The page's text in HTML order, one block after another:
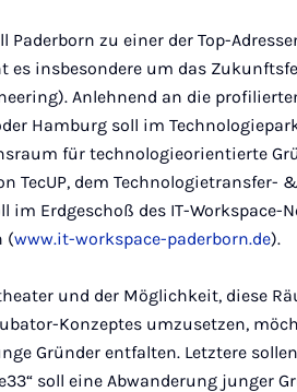
Paderborn zu einer der Top-
es insbesondere um das
Anlehnend an die
Hamburg soll im
für technologieorientierte
TecUP, dem
im Erdgeschoß des IT-
(www.it-workspace-paderborn.de).
und der Möglichkeit, diese
Konzeptes umzusetzen,
Gründer entfalten. Letztere
soll eine Abwanderung junger